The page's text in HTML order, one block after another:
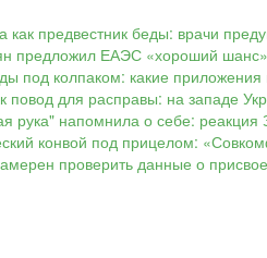
как предвестник беды: врачи
предложил ЕАЭС «хороший шанс»
под колпаком: какие
повод для расправы: на западе
рука" напомнила о себе:
конвой под прицелом:
проверить данные о